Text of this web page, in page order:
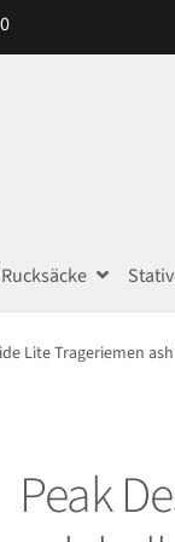
Lite Trageriemen
Peak